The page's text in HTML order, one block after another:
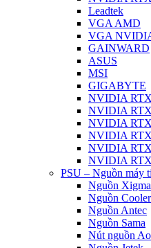
Leadtek
VGA AMD
VGA
GAINWARD
ASUS
MSI
GIGABYTE
NVIDIA
NVIDIA
NVIDIA RTX
NVIDIA RTX
NVIDIA
NVIDIA
PSU – Nguồn máy
Nguồn
Nguồn
Nguồn Antec
Nguồn Sama
Nút nguồn